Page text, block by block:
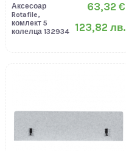
Аксесоар
Rotafile,
комлект 5
колелца 132934
63,32 €
123,82 лв.